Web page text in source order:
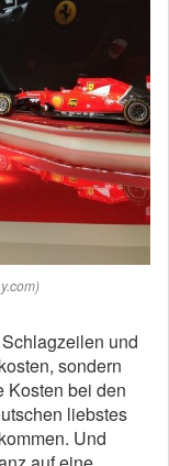
und
sondern
Kosten bei den
liebstes
Und